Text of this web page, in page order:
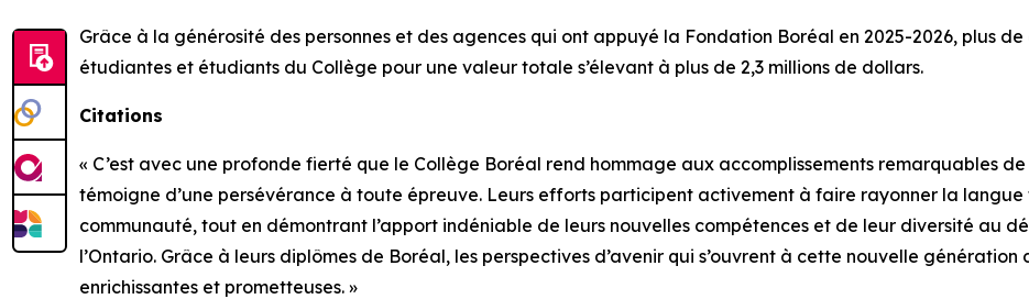
Grâce à la générosité des personnes et des agences qui ont appuyé la Fondation Boréal en 2025-2026, plus
étudiantes et étudiants du Collège pour une valeur totale s’élevant à plus de 2,3 millions de dollars.
Citations
« C’est avec une profonde fierté que le Collège Boréal rend hommage aux accomplissements remarquables
témoigne d’une persévérance à toute épreuve. Leurs efforts participent activement à faire rayonner la
communauté, tout en démontrant l’apport indéniable de leurs nouvelles compétences et de leur diversité au
l’Ontario. Grâce à leurs diplômes de Boréal, les perspectives d’avenir qui s’ouvrent à cette nouvelle génération
enrichissantes et prometteuses. »